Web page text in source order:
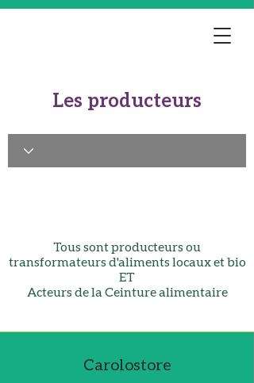
Les producteurs
Tous sont producteurs ou
transformateurs d'aliments locaux et bio
ET
Acteurs de la Ceinture alimentaire
Carolostore